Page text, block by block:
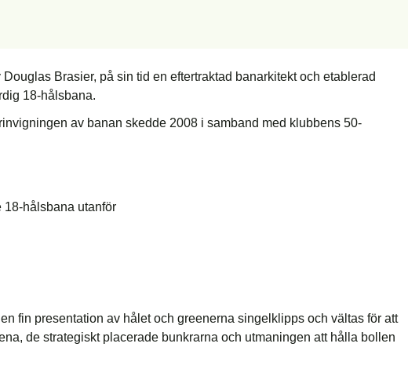
Brasier, på sin tid en eftertraktad banarkitekt och etablerad
18-hålsbana.
av banan skedde 2008 i samband med klubbens 50-
fin presentation av hålet och greenerna singelklipps och vältas för att
de strategiskt placerade bunkrarna och utmaningen att hålla bollen